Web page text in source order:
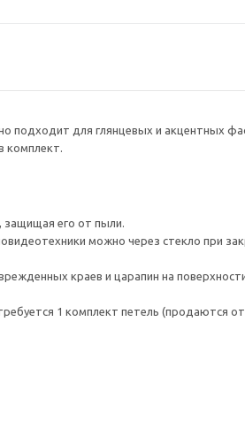
для глянцевых и акцентных
комплект.
его от пыли.
можно через стекло при
краев и царапин на
1 комплект петель (продаются